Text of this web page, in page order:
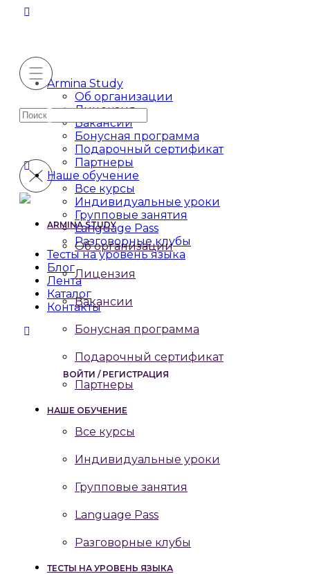
Armina Study
Об организации
Лицензия
Вакансии
Бонусная программа
Подарочный сертификат
Партнеры
Наше обучение
Все курсы
Индивидуальные уроки
Групповые занятия
Language Pass
Разговорные клубы
Тесты на уровень языка
Блог
Лента
Каталог
Контакты
ВОЙТИ / РЕГИСТРАЦИЯ
Искать:
ARMINA STUDY
Об организации
Лицензия
Вакансии
Бонусная программа
Подарочный сертификат
Партнеры
НАШЕ ОБУЧЕНИЕ
Все курсы
Индивидуальные уроки
Групповые занятия
Language Pass
Разговорные клубы
ТЕСТЫ НА УРОВЕНЬ ЯЗЫКА